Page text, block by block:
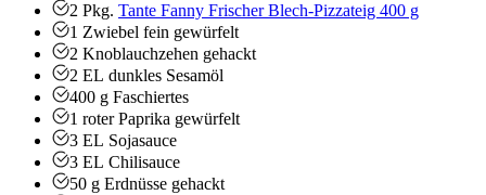
2 Pkg. Tante Fanny Frischer Blech-Pizzateig 400 g
1 Zwiebel fein gewürfelt
2 Knoblauchzehen gehackt
2 EL dunkles Sesamöl
400 g Faschiertes
1 roter Paprika gewürfelt
3 EL Sojasauce
3 EL Chilisauce
50 g Erdnüsse gehackt